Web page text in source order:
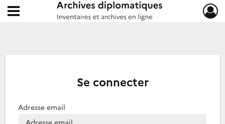
Archives diplomatiques
Ouvrir le menu déroulant
Se connecter
Adresse email